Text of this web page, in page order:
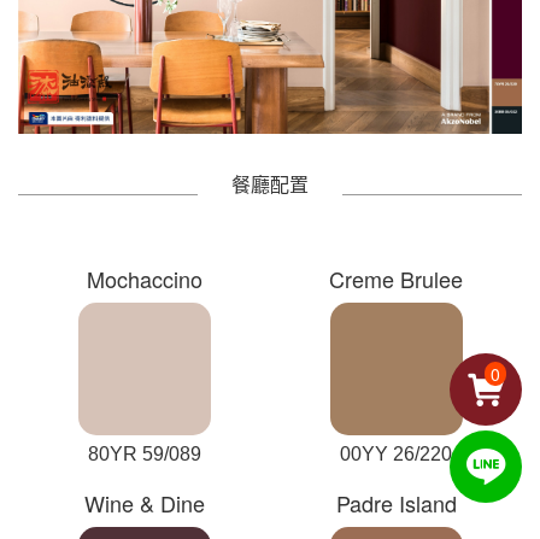
餐廳配置
Mochaccino
80YR 59/089
Creme Brulee
00YY 26/220
Wine & Dine Padre Island
0